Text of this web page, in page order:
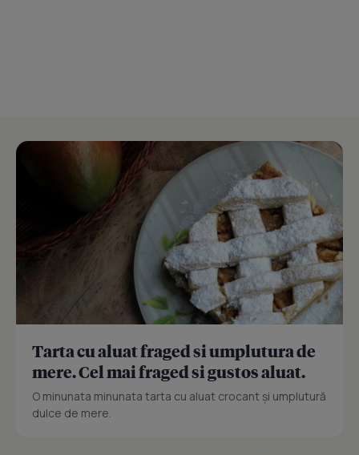
Tarta cu aluat fraged si umplutura de
mere. Cel mai fraged si gustos aluat.
O minunata minunata tarta cu aluat crocant și umplutură
dulce de mere.